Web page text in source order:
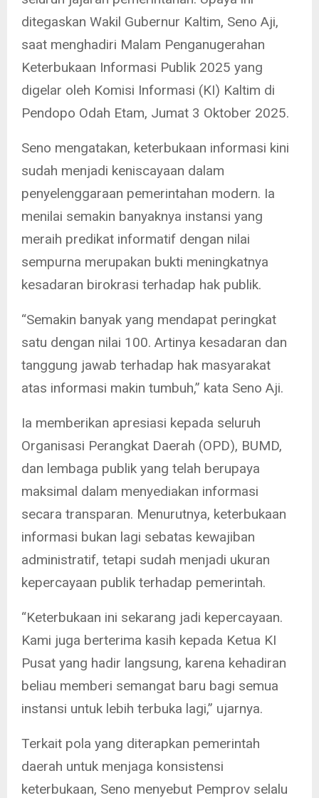
ditegaskan Wakil Gubernur Kaltim, Seno Aji,
saat menghadiri Malam Penganugerahan
Keterbukaan Informasi Publik 2025 yang
digelar oleh Komisi Informasi (KI) Kaltim di
Pendopo Odah Etam, Jumat 3 Oktober 2025.
Seno mengatakan, keterbukaan informasi kini
sudah menjadi keniscayaan dalam
penyelenggaraan pemerintahan modern. Ia
menilai semakin banyaknya instansi yang
meraih predikat informatif dengan nilai
sempurna merupakan bukti meningkatnya
kesadaran birokrasi terhadap hak publik.
“Semakin banyak yang mendapat peringkat
satu dengan nilai 100. Artinya kesadaran dan
tanggung jawab terhadap hak masyarakat
atas informasi makin tumbuh,” kata Seno Aji.
Ia memberikan apresiasi kepada seluruh
Organisasi Perangkat Daerah (OPD), BUMD,
dan lembaga publik yang telah berupaya
maksimal dalam menyediakan informasi
secara transparan. Menurutnya, keterbukaan
informasi bukan lagi sebatas kewajiban
administratif, tetapi sudah menjadi ukuran
kepercayaan publik terhadap pemerintah.
“Keterbukaan ini sekarang jadi kepercayaan.
Kami juga berterima kasih kepada Ketua KI
Pusat yang hadir langsung, karena kehadiran
beliau memberi semangat baru bagi semua
instansi untuk lebih terbuka lagi,” ujarnya.
Terkait pola yang diterapkan pemerintah
daerah untuk menjaga konsistensi
keterbukaan, Seno menyebut Pemprov selalu